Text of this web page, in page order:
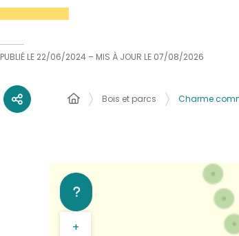
PUBLIÉ LE 22/06/2024 – MIS À JOUR LE 07/08/2026
Bois et parcs Charme
+